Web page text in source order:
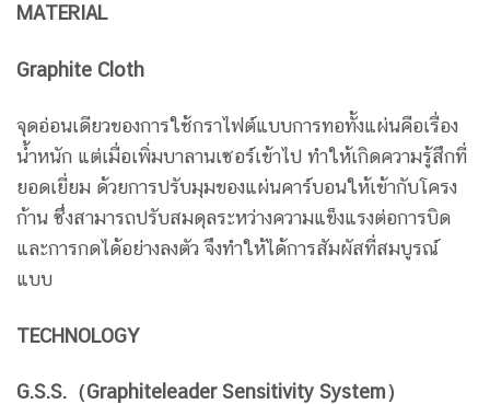
MATERIAL
Graphite Cloth
จุดอ่อนเดียวของการใช้กราไฟต์แบบการทอทั้งแผ่นคือเรื่อง
น้ำหนัก แต่เมื่อเพิ่มบาลานเซอร์เข้าไป ทำให้เกิดความรู้สึกที่
ยอดเยี่ยม ด้วยการปรับมุมของแผ่นคาร์บอนให้เข้ากับโครง
ก้าน ซึ่งสามารถปรับสมดุลระหว่างความแข็งแรงต่อการบิด
และการกดได้อย่างลงตัว จึงทำให้ได้การสัมผัสที่สมบูรณ์
แบบ
TECHNOLOGY
G.S.S.（Graphiteleader Sensitivity System）